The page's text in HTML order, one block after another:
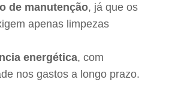
de manutenção, já que os
apenas limpezas
energética, com
nos gastos a longo prazo.